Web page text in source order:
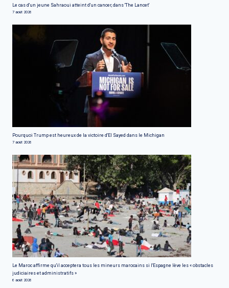
Le cas d'un jeune Sahraoui atteint d'un cancer, dans 'The Lancet'
7 août 2026
Pourquoi Trump est heureux de la victoire d'El Sayed dans le Michigan
7 août 2026
Le Maroc affirme qu'il acceptera tous les mineurs marocains si l'Espagne lève les « obstacles
judiciaires et administratifs »
6 août 2026